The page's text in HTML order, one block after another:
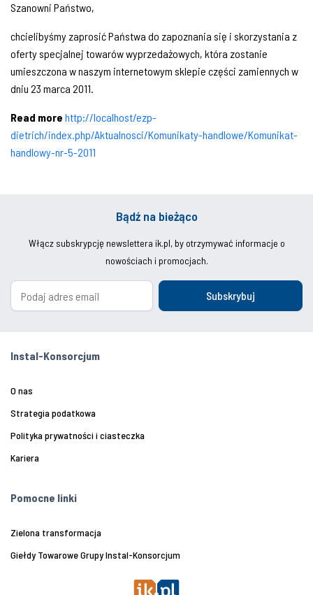
Szanowni Państwo,
chcielibyśmy zaprosić Państwa do zapoznania się i skorzystania z
oferty specjalnej towarów wyprzedażowych, która zostanie
umieszczona w naszym internetowym sklepie części zamiennych w
dniu 23 marca 2011.
Read more http://localhost/ezp-
dietrich/index.php/Aktualnosci/Komunikaty-handlowe/Komunikat-
handlowy-nr-5-2011
Bądź na bieżąco
Włącz subskrypcję newslettera ik.pl, by otrzymywać informacje o
nowościach i promocjach.
Subskrybuj
Instal-Konsorcjum
O nas
Strategia podatkowa
Polityka prywatności i ciasteczka
Kariera
Pomocne linki
Zielona transformacja
Giełdy Towarowe Grupy Instal-Konsorcjum